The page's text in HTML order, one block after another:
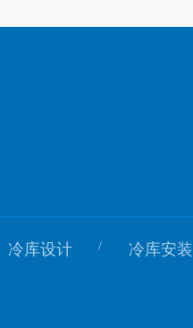
冷库设计 / 冷库安装